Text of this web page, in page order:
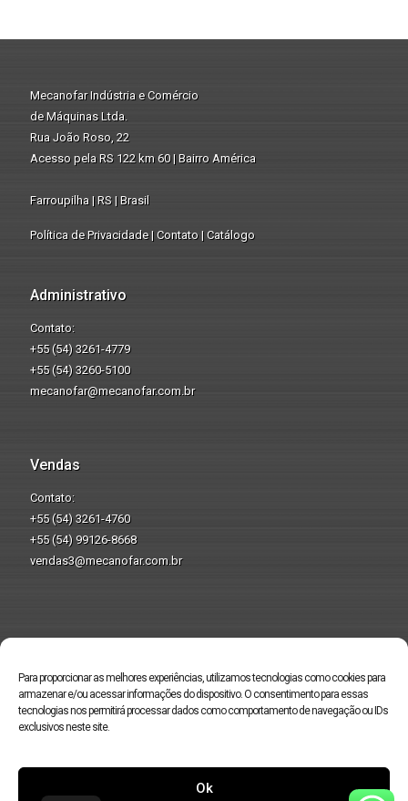
Para proporcionar as melhores experiências, utilizamos tecnologias como cookies para
armazenar e/ou acessar informações do dispositivo. O consentimento para essas
tecnologias nos permitirá processar dados como comportamento de navegação ou IDs
exclusivos neste site.
Ok
Mecanofar Indústria e Comércio
de Máquinas Ltda.
Rua João Roso, 22
Acesso pela RS 122 km 60 | Bairro América
Farroupilha | RS | Brasil
Política de Privacidade| Contato | Catálogo
Administrativo
Contato:
+55 (54) 3261-4779
+55 (54) 3260-5100
mecanofar@mecanofar.com.br
Vendas
Contato:
+55 (54) 3261-4760
+55 (54) 99126-8668
vendas3@mecanofar.com.br
preservação do
meio ambiente.